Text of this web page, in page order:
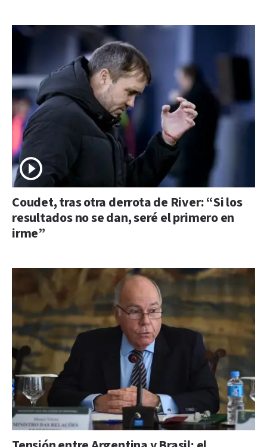
Coudet, tras otra derrota de River: “Si los
resultados no se dan, seré el primero en
irme”